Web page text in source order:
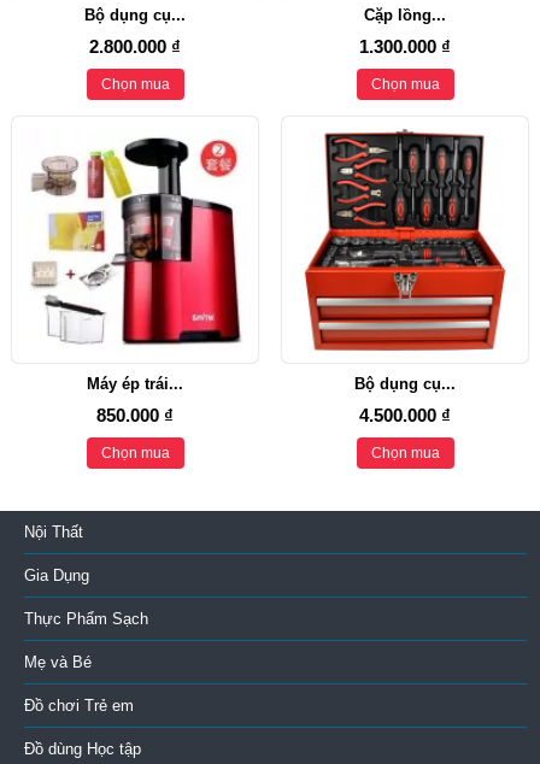
Bộ dụng cụ...
2.800.000 ₫
Chọn mua
Cặp lồng...
1.300.000 ₫
Chọn mua
Máy ép trái...
850.000 ₫
Chọn mua
Bộ dụng cụ...
4.500.000 ₫
Chọn mua
Nội Thất
Gia Dụng
Thực Phẩm Sạch
Mẹ và Bé
Đồ chơi Trẻ em
Đồ dùng Học tập